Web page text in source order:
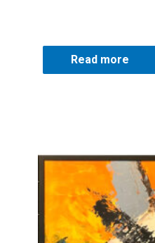
Read more